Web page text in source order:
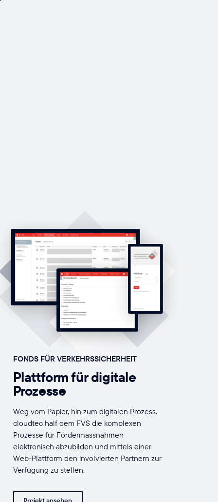
FONDS FÜR VERKEHRSSICHERHEIT
Plattform für digitale
Prozesse
Weg vom Papier, hin zum digitalen Prozess.
cloudtec half dem FVS die komplexen
Prozesse für Fördermassnahmen
elektronisch abzubilden und mittels einer
Web-Plattform den involvierten Partnern zur
Verfügung zu stellen.